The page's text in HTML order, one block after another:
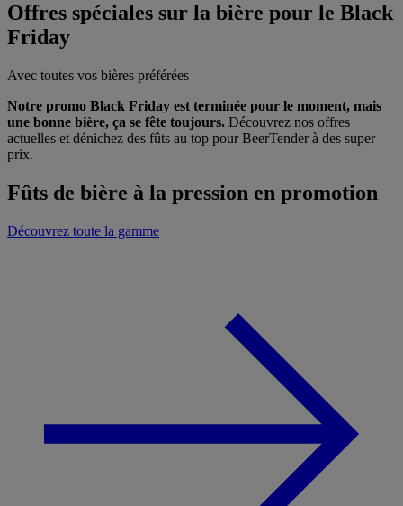
Offres spéciales sur la bière pour le Black
Friday
Avec toutes vos bières préférées
Notre promo Black Friday est terminée pour le moment, mais
une bonne bière, ça se fête toujours. Découvrez nos offres
actuelles et dénichez des fûts au top pour BeerTender à des super
prix.
Fûts de bière à la pression en promotion
Découvrez toute la gamme